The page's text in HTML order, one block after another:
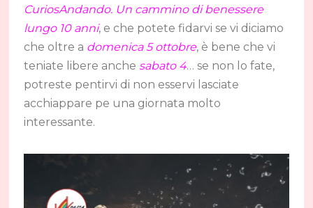
CuriosAndando. Un cammino di benessere
lungo 10 anni, e che potete fidarvi se vi diciamo
che oltre a domenica 5 ottobre, è bene che vi
teniate libere anche sabato 4… se non lo fate,
potreste pentirvi di non esservi lasciate
acchiappare pe una giornata molto
interessante.